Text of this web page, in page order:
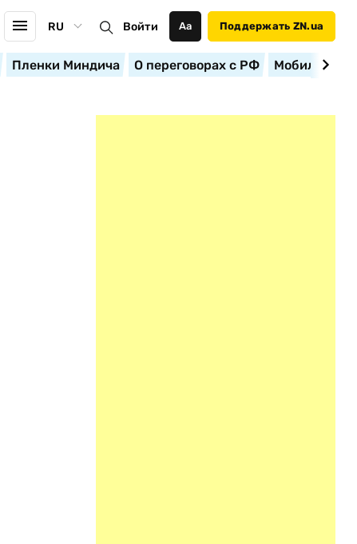
RU Войти Аа Поддержать ZN.ua
Пленки Миндича О переговорах с РФ